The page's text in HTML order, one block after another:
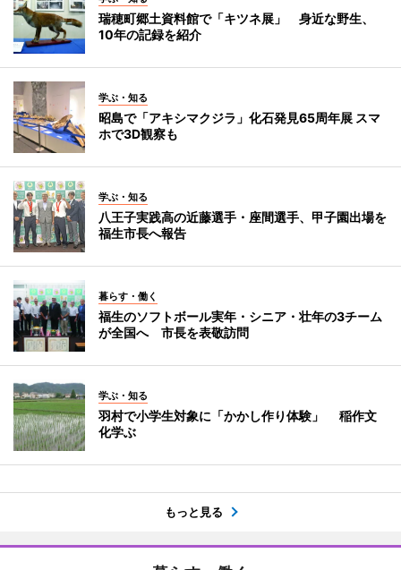
瑞穂町郷土資料館で「キツネ展」 身近な野生、
10年の記録を紹介
学ぶ・知る
昭島で「アキシマクジラ」化石発見65周年展 スマ
ホで3D観察も
学ぶ・知る
八王子実践高の近藤選手・座間選手、甲子園出場を
福生市長へ報告
暮らす・働く
福生のソフトボール実年・シニア・壮年の3チーム
が全国へ 市長を表敬訪問
学ぶ・知る
羽村で小学生対象に「かかし作り体験」 稲作文
化学ぶ
もっと見る